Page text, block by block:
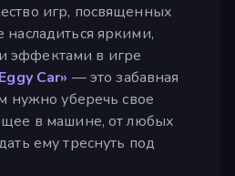
игр, посвященных
яркими,
эффектами в игре
Car» — это забавная
нужно уберечь свое
в машине, от любых
ему треснуть под